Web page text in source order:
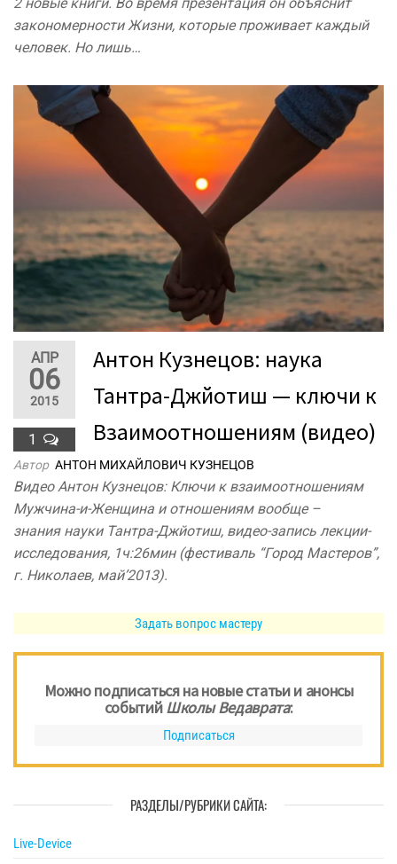
закономерности Жизни, которые проживает каждый
человек. Но лишь…
АПР
06
2015
1
Антон Кузнецов: наука
Тантра-Джйотиш — ключи к
Взаимоотношениям (видео)
Автор АНТОН МИХАЙЛОВИЧ КУЗНЕЦОВ
Видео Антон Кузнецов: Ключи к взаимоотношениям
Мужчина-и-Женщина и отношениям вообще –
знания науки Тантра-Джйотиш, видео-запись лекции-
исследования, 1ч:26мин (фестиваль “Город Мастеров”,
г. Николаев, май’2013).
Задать вопрос мастеру
Можно подписаться на новые статьи и анонсы
событийШколы Ведаврата:
Подписаться
РАЗДЕЛЫ/РУБРИКИ САЙТА:
Live-Device